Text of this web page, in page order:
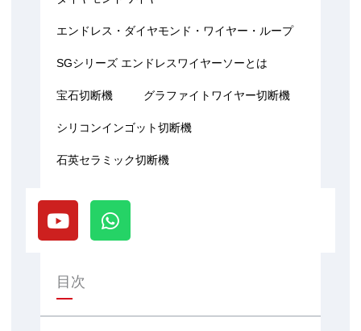
エンドレス・ダイヤモンド・ワイヤー・ループ
SGシリーズ エンドレスワイヤーソーとは
宝石切断機 グラファイトワイヤー切断機
シリコンインゴット切断機
石英セラミック切断機
Y
o
u
u
b
e
W
h
a
p
目次